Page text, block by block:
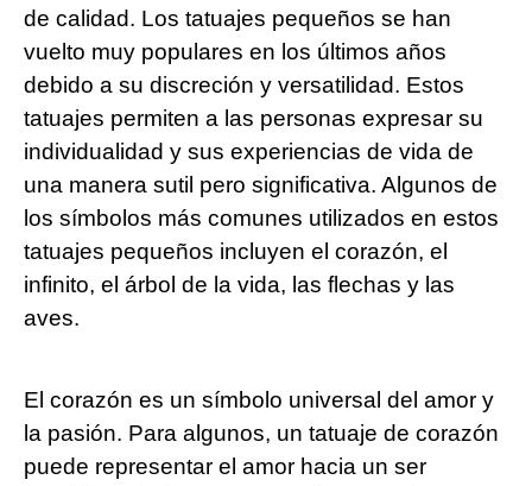
de calidad. Los tatuajes pequeños se han
vuelto muy populares en los últimos años
debido a su discreción y versatilidad. Estos
tatuajes permiten a las personas expresar su
individualidad y sus experiencias de vida de
una manera sutil pero significativa. Algunos de
los símbolos más comunes utilizados en estos
tatuajes pequeños incluyen el corazón, el
infinito, el árbol de la vida, las flechas y las
aves.
El corazón es un símbolo universal del amor y
la pasión. Para algunos, un tatuaje de corazón
puede representar el amor hacia un ser